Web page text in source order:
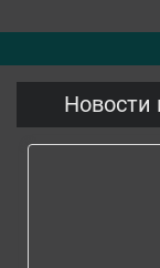
Новости